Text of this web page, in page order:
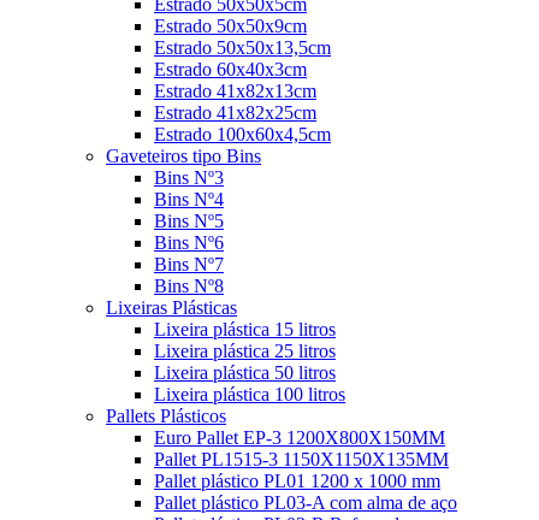
Estrado 50x50x5cm
Estrado 50x50x9cm
Estrado 50x50x13,5cm
Estrado 60x40x3cm
Estrado 41x82x13cm
Estrado 41x82x25cm
Estrado 100x60x4,5cm
Gaveteiros tipo Bins
Bins Nº3
Bins Nº4
Bins Nº5
Bins Nº6
Bins Nº7
Bins Nº8
Lixeiras Plásticas
Lixeira plástica 15 litros
Lixeira plástica 25 litros
Lixeira plástica 50 litros
Lixeira plástica 100 litros
Pallets Plásticos
Euro Pallet EP-3 1200X800X150MM
Pallet PL1515-3 1150X1150X135MM
Pallet plástico PL01 1200 x 1000 mm
Pallet plástico PL03-A com alma de aço